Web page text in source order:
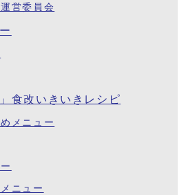
営委員会
食改いきいきレシピ
メニュー
ニュー